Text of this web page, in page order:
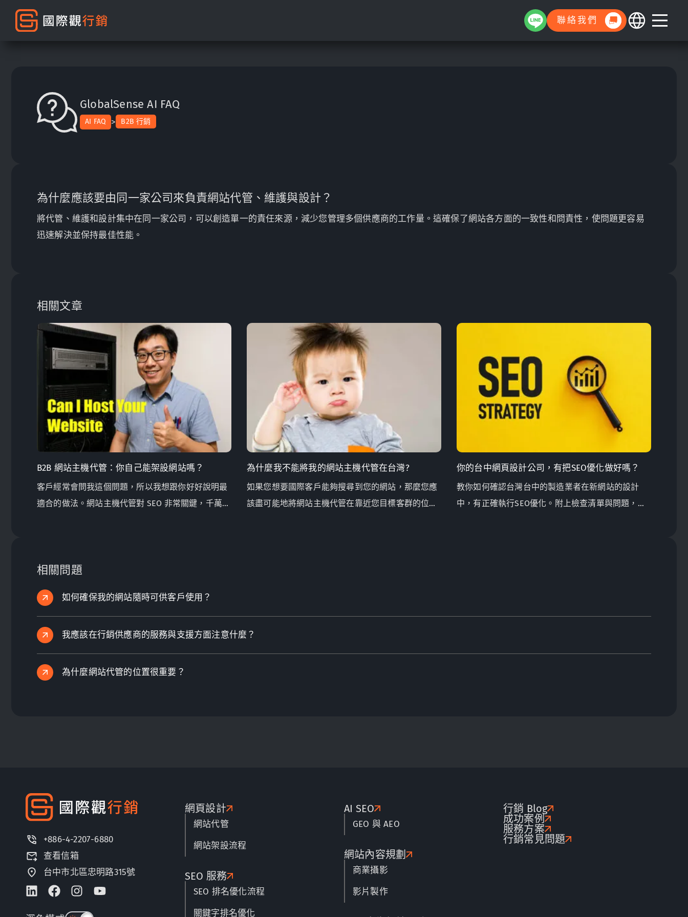
聯絡我們
GlobalSense AI FAQ
AI FAQ > B2B 行銷
為什麼應該要由同一家公司來負責網站代管、維護與設計？
將代管、維護和設計集中在同一家公司，可以創造單一的責任來源，減少您管理多個供應商的工作量。這確保了網站各方面的一致性和問責性，使問題更容易
迅速解決並保持最佳性能。
相關文章
B2B 網站主機代管：你自己能架設網站嗎？
客戶經常會問我這個問題，所以我想跟你好好說明最
適合的做法。網站主機代管對 SEO 非常關鍵，千萬別
為什麼我不能將我的網站主機代管在台灣?
如果您想要國際客戶能夠搜尋到您的網站，那麼您應
該盡可能地將網站主機代管在靠近您目標客群的位
你的台中網頁設計公司，有把SEO優化做好嗎？
教你如何確認台灣台中的製造業者在新網站的設計
中，有正確執行SEO優化。附上檢查清單與問題，幫
相關問題
如何確保我的網站隨時可供客戶使用？
我應該在行銷供應商的服務與支援方面注意什麼？
為什麼網站代管的位置很重要？
+886-4-2207-6880
查看信箱
台中市北區忠明路315號
網頁設計
網站代管
網站架設流程
SEO 服務
SEO 排名優化流程
關鍵字排名優化
AI SEO
GEO 與 AEO
網站內容規劃
商業攝影
影片製作
行銷 Blog
成功案例
服務方案
行銷常見問題